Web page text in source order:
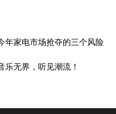
年家电市场抢夺的三个风险
无界，听见潮流！